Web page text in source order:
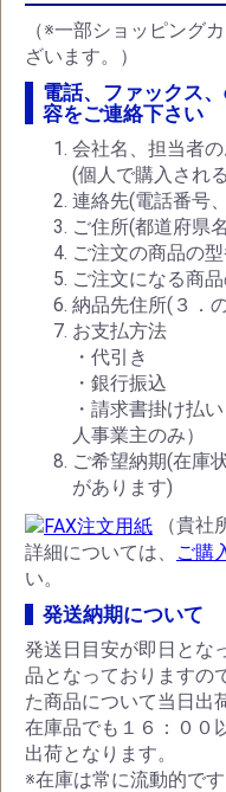
（※一部ショッピング
ざいます。）
電話、ファックス
容をご連絡下さい
会社名、担当者
(個人で購入され
連絡先(電話番号
ご住所(都道府県
ご注文の商品の
ご注文になる商
納品先住所(３．
お支払方法
・代引き
・銀行振込
・請求書掛け払
人事業主のみ）
ご希望納期(在庫
があります)
（貴社
詳細については、
ご購
い。
発送納期について
発送日目安が即日とな
品となっておりますの
た商品について当日出
在庫品でも１６：００
出荷となります。
※在庫は常に流動的で